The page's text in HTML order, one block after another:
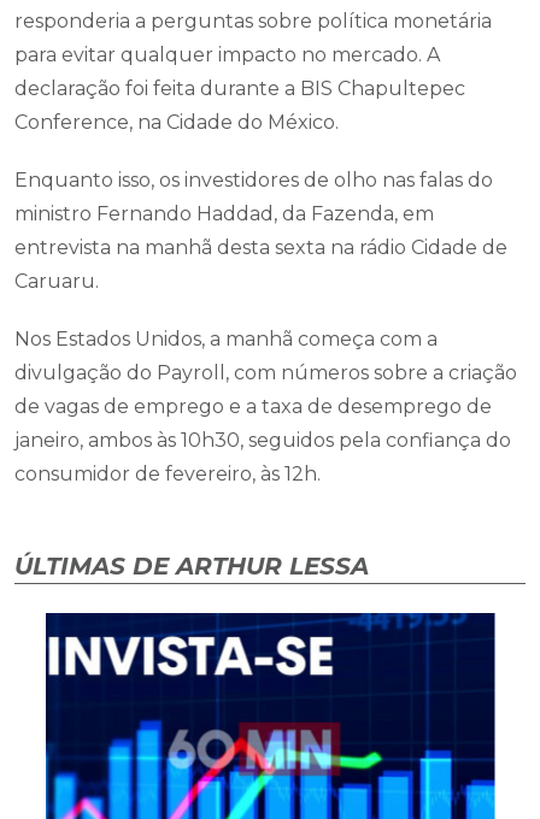
responderia a perguntas sobre política monetária
para evitar qualquer impacto no mercado. A
declaração foi feita durante a BIS Chapultepec
Conference, na Cidade do México.
Enquanto isso, os investidores de olho nas falas do
ministro Fernando Haddad, da Fazenda, em
entrevista na manhã desta sexta na rádio Cidade de
Caruaru.
Nos Estados Unidos, a manhã começa com a
divulgação do Payroll, com números sobre a criação
de vagas de emprego e a taxa de desemprego de
janeiro, ambos às 10h30, seguidos pela confiança do
consumidor de fevereiro, às 12h.
ÚLTIMAS DE ARTHUR LESSA